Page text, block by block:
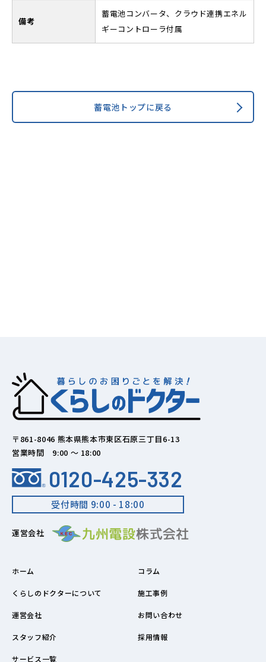
備考
蓄電池コンバータ、クラウド連携エネル
ギーコントローラ付属
蓄電池トップに戻る
〒861-8046 熊本県熊本市東区石原三丁目6-13
営業時間 9:00 ～ 18:00
0120-425-332
受付時間 9:00 - 18:00
運営会社
ホーム
くらしのドクターについて
運営会社
スタッフ紹介
サービス一覧
コラム
施工事例
お問い合わせ
採用情報